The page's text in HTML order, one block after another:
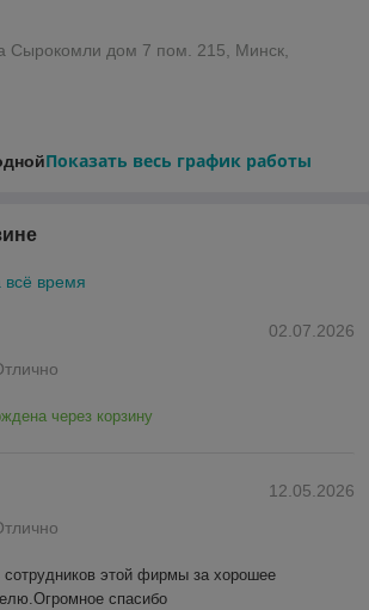
Сырокомли дом 7 пом. 215, Минск,
Показать весь график работы
всё время
02.07.2026
через корзину
12.05.2026
сотрудников этой фирмы за хорошее
спасибо